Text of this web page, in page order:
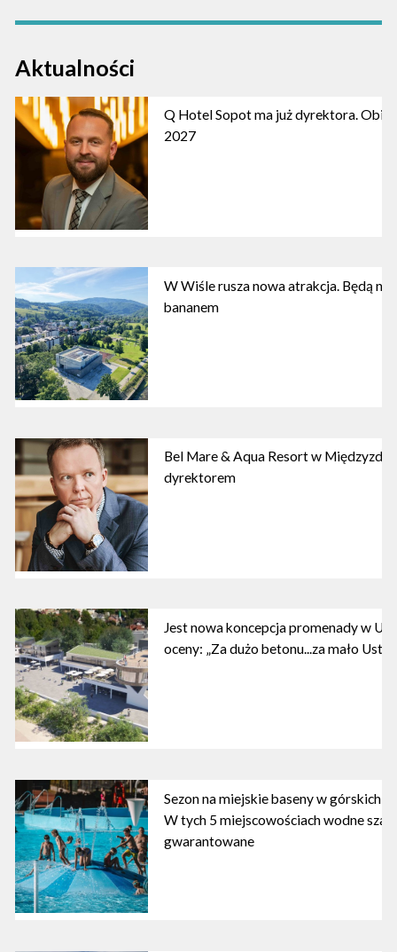
Aktualności
Q Hotel Sopot ma już dyrektora.
2027
W Wiśle rusza nowa atrakcja. Będą
bananem
Bel Mare & Aqua Resort w
dyrektorem
Jest nowa koncepcja promenady w
oceny: „Za dużo betonu...za mało
Sezon na miejskie baseny w górskich
W tych 5 miejscowościach wodne
gwarantowane